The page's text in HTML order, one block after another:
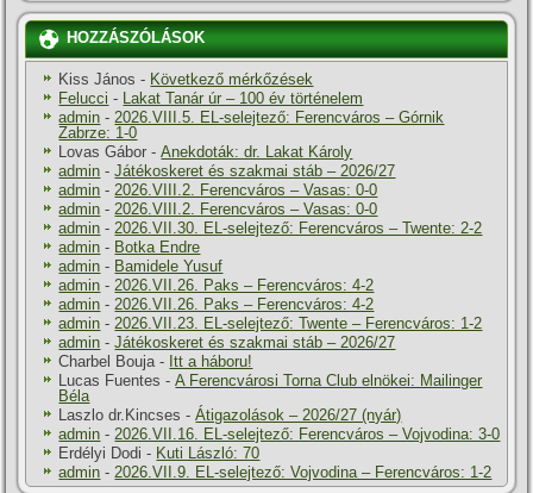
HOZZÁSZÓLÁSOK
Kiss János - Következő mérkőzések
Felucci - Lakat Tanár úr – 100 év történelem
admin -2026.VIII.5. EL-selejtező: Ferencváros – Górnik
Zabrze: 1-0
Lovas Gábor -Anekdoták: dr. Lakat Károly
admin -Játékoskeret és szakmai stáb – 2026/27
admin -2026.VIII.2. Ferencváros – Vasas: 0-0
admin -2026.VIII.2. Ferencváros – Vasas: 0-0
admin -2026.VII.30. EL-selejtező: Ferencváros – Twente: 2-2
admin - Botka Endre
admin - Bamidele Yusuf
admin -2026.VII.26. Paks – Ferencváros: 4-2
admin -2026.VII.26. Paks – Ferencváros: 4-2
admin -2026.VII.23. EL-selejtező: Twente – Ferencváros: 1-2
admin -Játékoskeret és szakmai stáb – 2026/27
Charbel Bouja- Itt a háboru!
Lucas Fuentes -A Ferencvárosi Torna Club elnökei: Mailinger
Béla
Laszlo dr.Kincses -Átigazolások – 2026/27 (nyár)
admin -2026.VII.16. EL-selejtező: Ferencváros – Vojvodina: 3-0
Erdélyi Dodi - Kuti László: 70
admin -2026.VII.9. EL-selejtező: Vojvodina – Ferencváros: 1-2